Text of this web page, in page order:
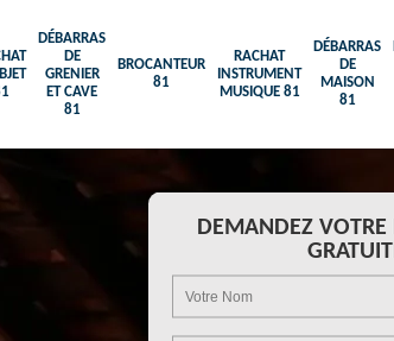
DÉBARRAS
DE
GRENIER
ET CAVE
81
BROCANTEUR
81
RACHAT
INSTRUMENT
MUSIQUE 81
DÉBARRAS
DE
MAISON
81
DEMANDEZ VOTRE